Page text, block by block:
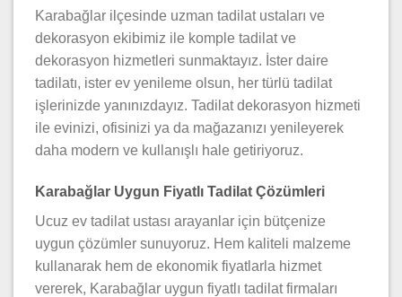
Karabağlar ilçesinde uzman tadilat ustaları ve
dekorasyon ekibimiz ile komple tadilat ve
dekorasyon hizmetleri sunmaktayız. İster daire
tadilatı, ister ev yenileme olsun, her türlü tadilat
işlerinizde yanınızdayız. Tadilat dekorasyon hizmeti
ile evinizi, ofisinizi ya da mağazanızı yenileyerek
daha modern ve kullanışlı hale getiriyoruz.
Karabağlar Uygun Fiyatlı Tadilat Çözümleri
Ucuz ev tadilat ustası arayanlar için bütçenize
uygun çözümler sunuyoruz. Hem kaliteli malzeme
kullanarak hem de ekonomik fiyatlarla hizmet
vererek, Karabağlar uygun fiyatlı tadilat firmaları